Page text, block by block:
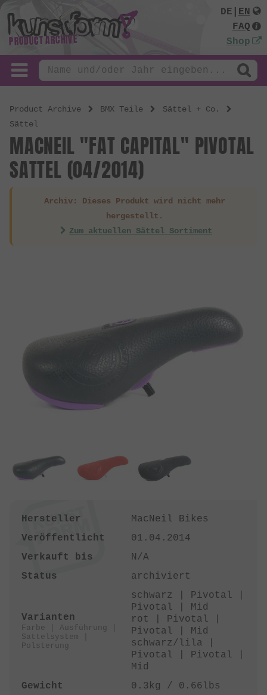
PRODUCT ARCHIVE
DE
EN
FAQ
Shop
Product Archive BMX Teile
Sättel + Co.
Sättel
MACNEIL "FAT CAPITAL" PIVOTAL
SATTEL (04/2014)
Archiv: Dieses Produkt wird nicht mehr
hergestellt.
Zum aktuellen Sättel Sortiment
Hersteller
MacNeil Bikes
Veröffentlicht
01.04.2014
Verkauft bis
N/A
Status
archiviert
Varianten
Farbe | Ausführung |
Sattelsystem |
Polsterung
schwarz | Pivotal |
Pivotal | Mid
rot | Pivotal |
Pivotal | Mid
schwarz/lila |
Pivotal | Pivotal |
Mid
Gewicht
0.3kg / 0.66lbs